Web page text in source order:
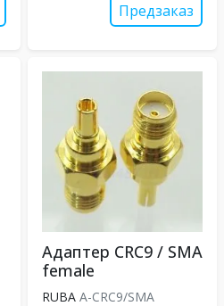
Предзаказ
Адаптер CRC9 / SMA
female
RUBA А-CRC9/SMA